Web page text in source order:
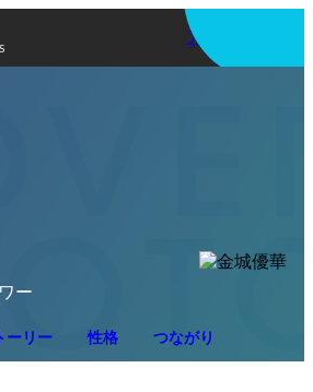
アプリを使う
ー
ーリー 性格 つながり